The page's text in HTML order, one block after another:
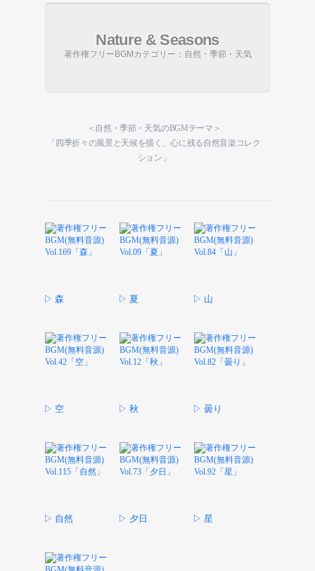
Nature & Seasons
著作権フリーBGMカテゴリー：自然・季節・天気
＜自然・季節・天気のBGMテーマ＞
「四季折々の風景と天候を描く、心に残る自然音楽コレク
ション」
▷ 森 ▷ 夏 ▷ 山
▷ 空 ▷ 秋 ▷ 曇り
▷ 自然 ▷ 夕日 ▷ 星